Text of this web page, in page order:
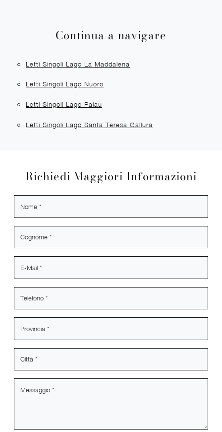
Continua a navigare
Letti Singoli Lago La Maddalena
Letti Singoli Lago Nuoro
Letti Singoli Lago Palau
Letti Singoli Lago Santa Teresa Gallura
Richiedi Maggiori Informazioni